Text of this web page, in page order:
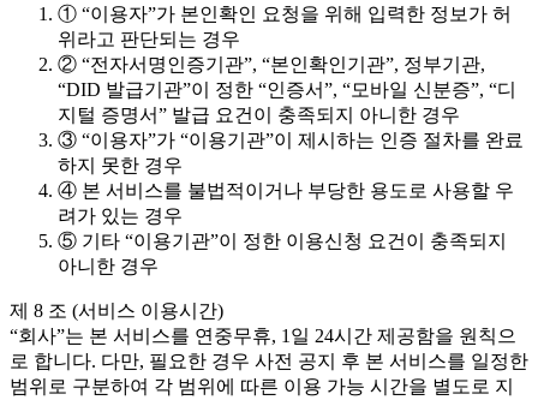
① “이용자”가 본인확인 요청을 위해 입력한 정보가 허
위라고 판단되는 경우
② “전자서명인증기관”, “본인확인기관”, 정부기관,
“DID 발급기관”이 정한 “인증서”, “모바일 신분증”, “디
지털 증명서” 발급 요건이 충족되지 아니한 경우
③ “이용자”가 “이용기관”이 제시하는 인증 절차를 완료
하지 못한 경우
④ 본 서비스를 불법적이거나 부당한 용도로 사용할 우
려가 있는 경우
⑤ 기타 “이용기관”이 정한 이용신청 요건이 충족되지
아니한 경우
제 8 조 (서비스 이용시간)
“회사”는 본 서비스를 연중무휴, 1일 24시간 제공함을 원칙으
로 합니다. 다만, 필요한 경우 사전 공지 후 본 서비스를 일정한
범위로 구분하여 각 범위에 따른 이용 가능 시간을 별도로 지